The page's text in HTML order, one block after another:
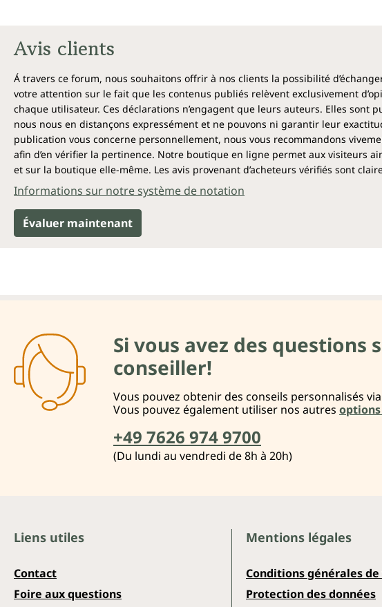
Avis clients
Á travers ce forum, nous souhaitons offrir à nos clients la possibilité
votre attention sur le fait que les contenus publiés relèvent exclusivement
chaque utilisateur. Ces déclarations n’engagent que leurs auteurs. Elles sont
nous nous en distançons expressément et ne pouvons ni garantir leur
publication vous concerne personnellement, nous vous recommandons
afin d’en vérifier la pertinence. Notre boutique en ligne permet aux visiteurs
et sur la boutique elle-même. Les avis provenant d’acheteurs vérifiés sont
Informations sur notre système de notation
Évaluer maintenant
Si vous avez des questions
conseiller!
Vous pouvez obtenir des conseils personnalisés
Vous pouvez également utiliser nos autres
+49 7626 974 9700
(Du lundi au vendredi de 8h à 20h)
Liens utiles
Contact
Foire aux questions
Mentions légales
Conditions générales
Protection des données